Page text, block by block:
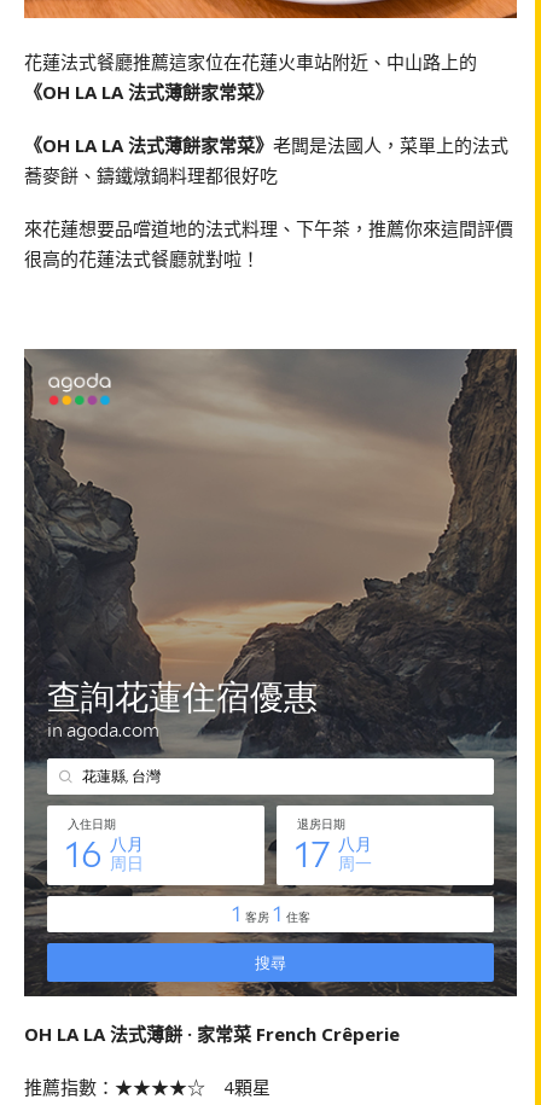
花蓮法式餐廳推薦這家位在花蓮火車站附近、中山路上的
《OH LA LA 法式薄餅家常菜》
《OH LA LA 法式薄餅家常菜》 老闆是法國人，菜單上的法式
蕎麥餅、鑄鐵燉鍋料理都很好吃
來花蓮想要品嚐道地的法式料理、下午茶，推薦你來這間評價
很高的花蓮法式餐廳就對啦！
OH LA LA 法式薄餅 · 家常菜 French Crêperie
推薦指數：★★★★☆ 4顆星